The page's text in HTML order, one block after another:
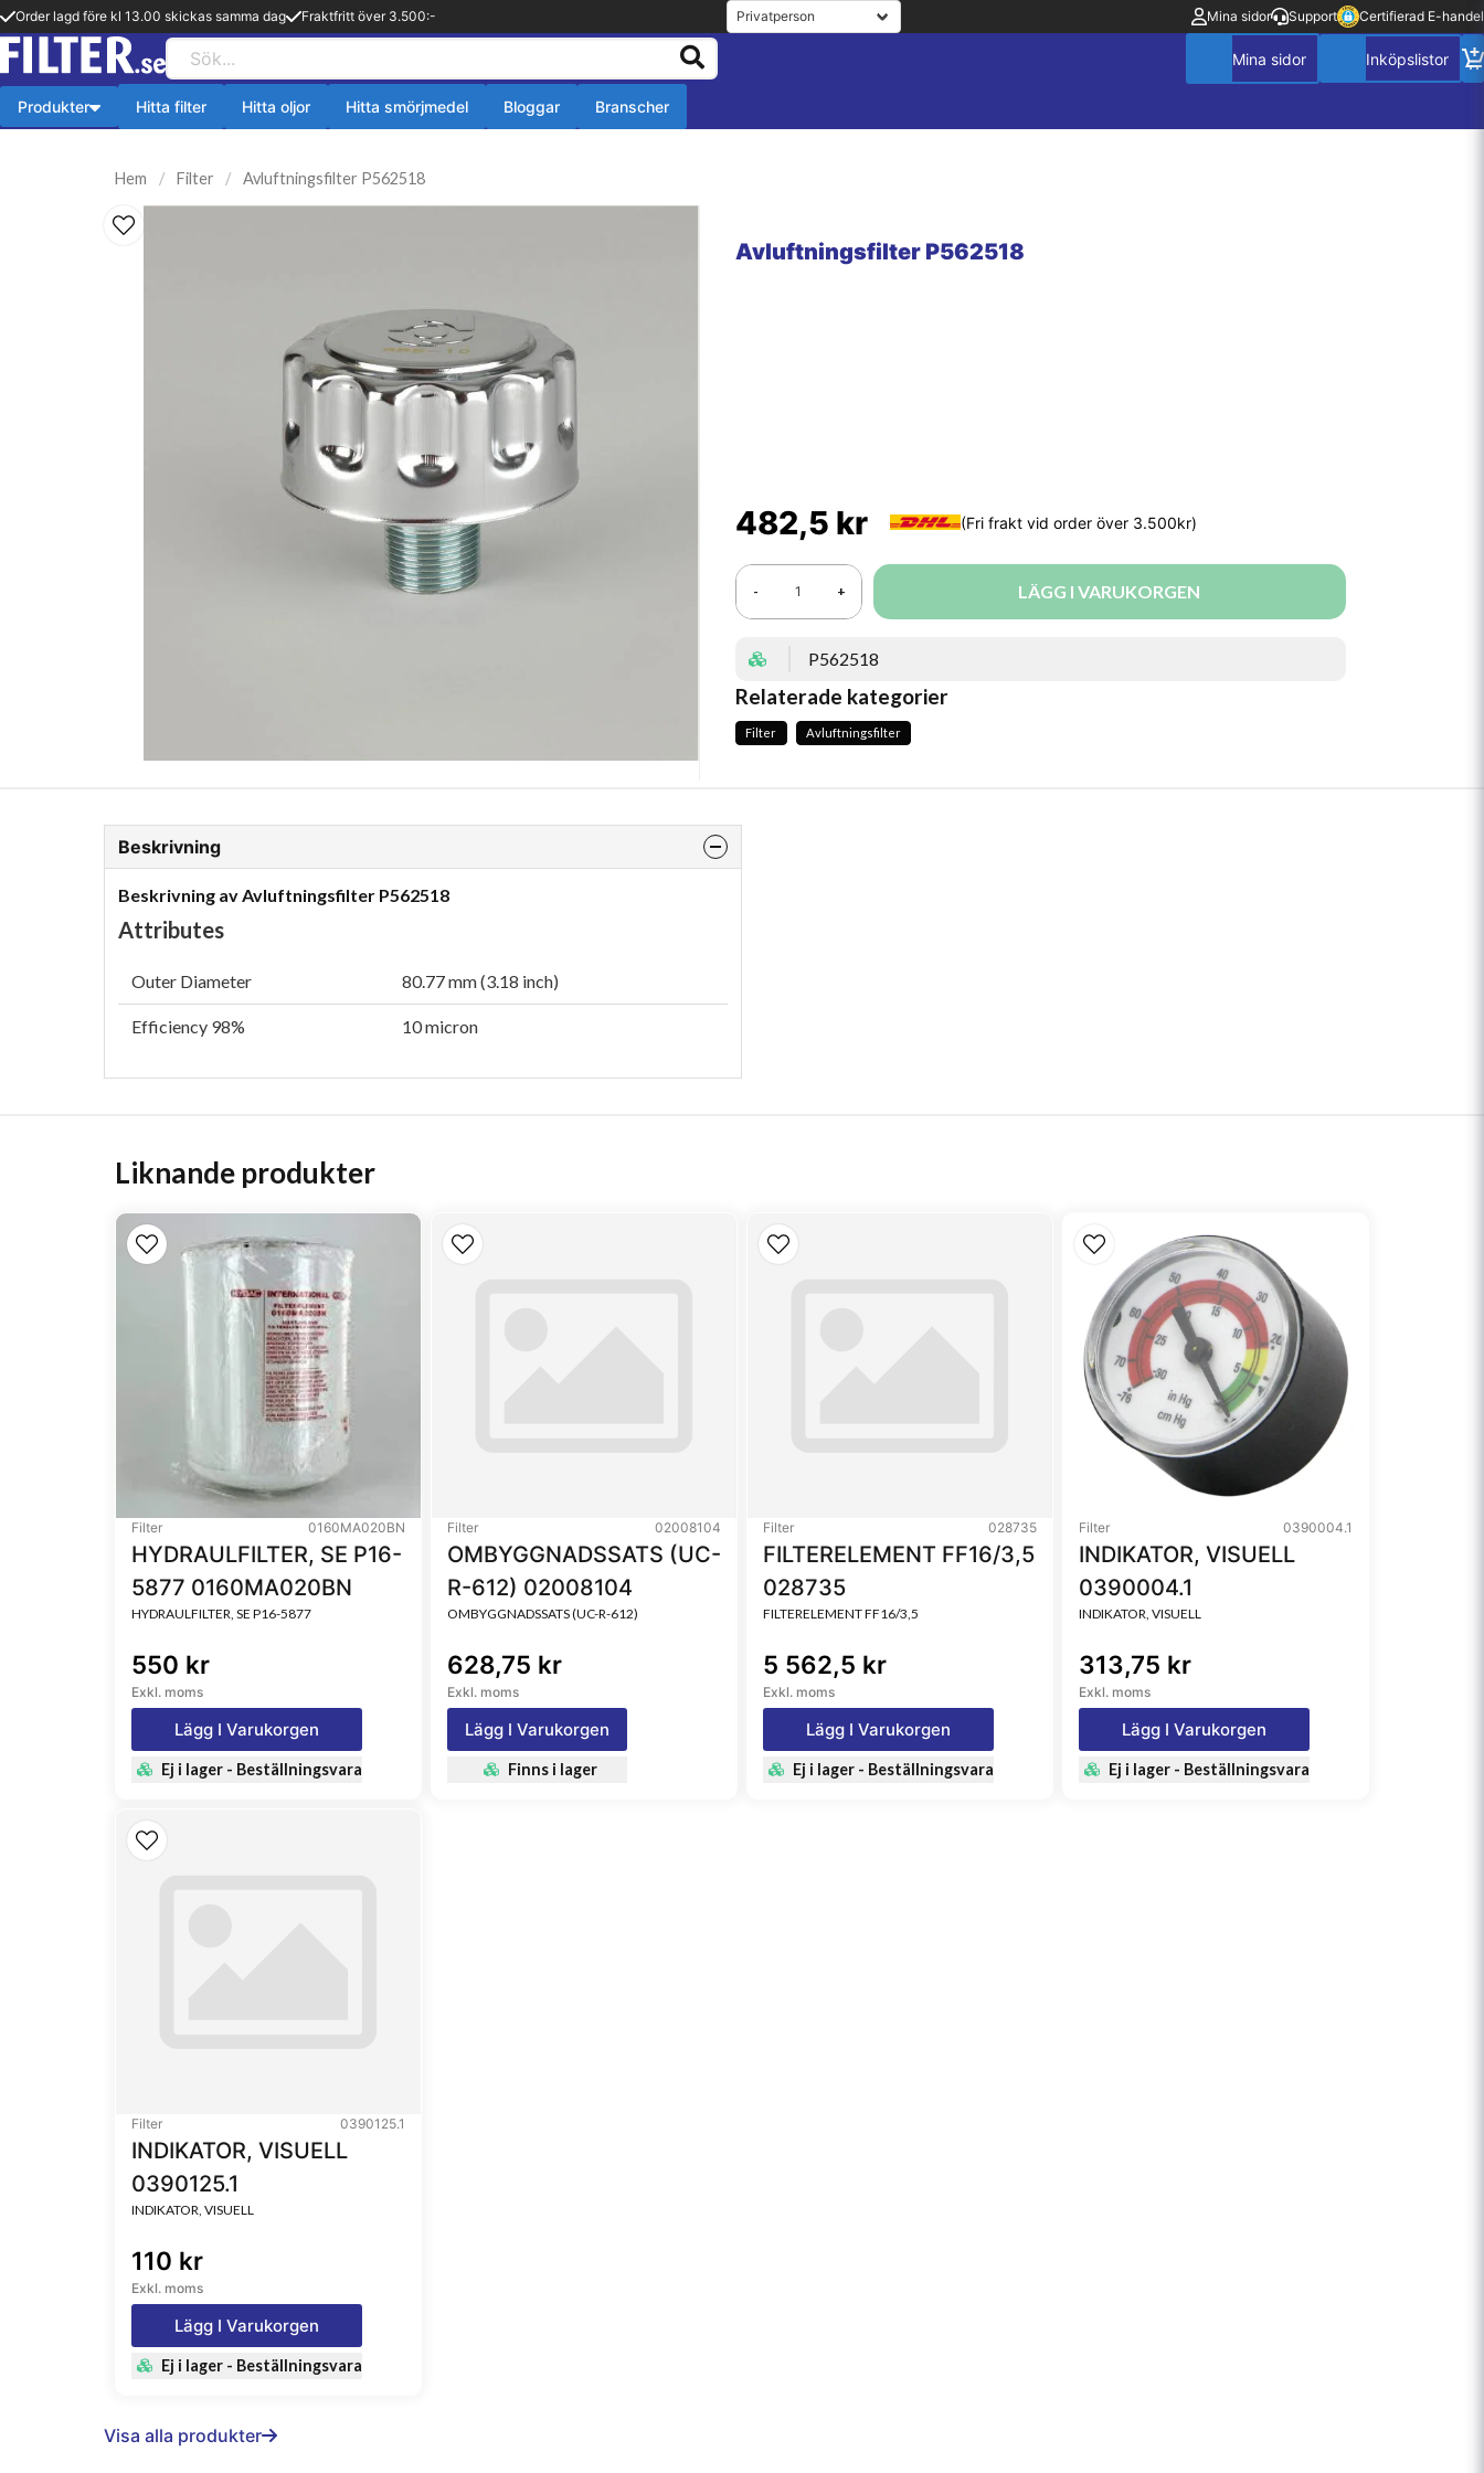
Order lagd före kl 13.00 skickas samma dag Fraktfritt över 3.500:- Mina sidor Support Certifierad E-handel
Produkter
Payback 2 taktsolja
Q8-Produkter
Motorolja lätta fordon
Hitta filter Hitta oljor Hitta smörjmedel Bloggar Branscher
Hem Filter Avluftningsfilter P562518
Avluftningsfilter P562518
482,5 kr
- + LÄGG I VARUKORGEN
P562518
Relaterade kategorier
Filter Avluftningsfilter
Beskrivning
Beskrivning av Avluftningsfilter P562518
Attributes
Outer Diameter 80.77 mm (3.18 inch)
Efficiency 98% 10 micron
Liknande produkter
Filter 0160MA020BN
HYDRAULFILTER, SE P16-
5877 0160MA020BN
HYDRAULFILTER, SE P16-5877
550 kr
Exkl. moms
Lägg I Varukorgen
Ej i lager - Beställningsvara
Filter 02008104
OMBYGGNADSSATS (UC-
R-612) 02008104
OMBYGGNADSSATS (UC-R-612)
628,75 kr
Exkl. moms
Lägg I Varukorgen
Finns i lager
Filter 028735
FILTERELEMENT FF16/3,5
028735
FILTERELEMENT FF16/3,5
5 562,5 kr
Exkl. moms
Lägg I Varukorgen
Ej i lager - Beställningsvara
Filter 0390004.1
INDIKATOR, VISUELL
0390004.1
INDIKATOR, VISUELL
313,75 kr
Exkl. moms
Lägg I Varukorgen
Ej i lager - Beställningsvara
Filter 0390125.1
INDIKATOR, VISUELL
0390125.1
INDIKATOR, VISUELL
110 kr
Exkl. moms
Lägg I Varukorgen
Ej i lager - Beställningsvara
Visa alla produkter